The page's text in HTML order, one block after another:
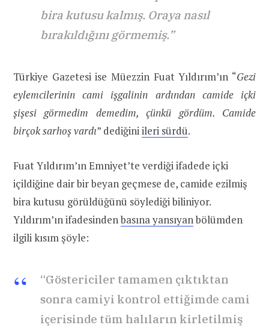
bira kutusu kalmış. Oraya nasıl
bırakıldığını görmemiş.”
Türkiye Gazetesi ise Müezzin Fuat Yıldırım’ın “Gezi
eylemcilerinin cami işgalinin ardından camide içki
şişesi görmedim demedim, çünkü gördüm. Camide
birçok sarhoş vardı” dediğiniileri sürdü.
Fuat Yıldırım’ın Emniyet’te verdiği ifadede içki
içildiğine dair bir beyan geçmese de, camide ezilmiş
bira kutusu görüldüğünü söylediği biliniyor.
Yıldırım’ın ifadesindenbasına yansıyanbölümden
ilgili kısım şöyle:
“Göstericiler tamamen çıktıktan
sonra camiyi kontrol ettiğimde cami
içerisinde tüm halıların kirletilmiş